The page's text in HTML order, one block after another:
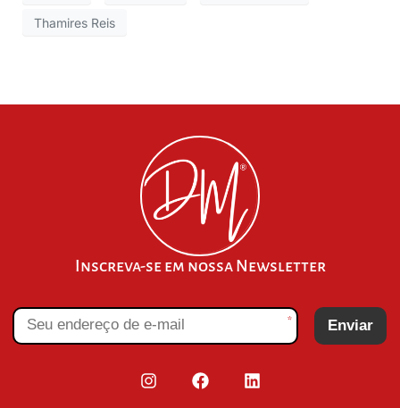
Thamires Reis
Inscreva-se em nossa Newsletter
* Enviar